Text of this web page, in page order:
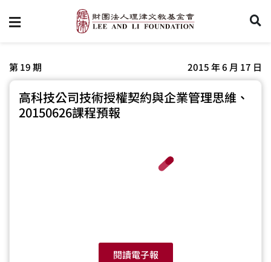
第 19 期 2015 年 6 月 17 日
高科技公司技術授權契約與企業管理思維、
20150626課程預報
閱讀電子報